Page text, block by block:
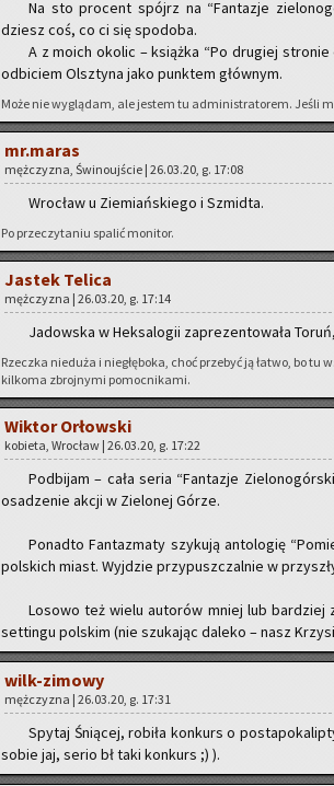
Na sto pro­cent spójrz na “Fan­ta­zje
dziesz coś, co ci się spodo­ba.
A z moich oko­lic – książ­ka “Po dru­giej
od­bi­ciem Olsz­ty­na jako punk­tem głów­nym.
Może nie wy­glą­dam, ale je­stem tu ad­mi­ni­stra­to­rem. Jeśli
mr.maras
męż­czy­zna, Świ­no­uj­ście | 26.03.20, g. 17:08
Wro­cław u Zie­miań­skie­go i Szmid­ta.
Po prze­czy­ta­niu spa­lić mo­ni­tor.
Ja­stek Te­li­ca
męż­czy­zna | 26.03.20, g. 17:14
Ja­dow­ska w Hek­sa­lo­gii za­pre­zen­to­wa­ła
Rzecz­ka nie­du­ża i nie­głę­bo­ka, choć prze­być ją łatwo, bo
kil­ko­ma zbroj­ny­mi po­moc­ni­ka­mi.
Wik­tor Or­łow­ski
ko­bie­ta, Wro­cław | 26.03.20, g. 17:22
Pod­bi­jam – cała seria “Fan­ta­zje
osa­dze­nie akcji w Zie­lo­nej Górze.
Po­nad­to Fan­ta­zma­ty szy­ku­ją an­to­lo­gię
pol­skich miast. Wyj­dzie przy­pusz­czal­nie w
Lo­so­wo też wielu au­to­rów mniej lub
set­tin­gu pol­skim (nie szu­ka­jąc da­le­ko – nasz
wilk-zi­mo­wy
męż­czy­zna | 26.03.20, g. 17:31
Spy­taj Śnią­cej, ro­bi­ła kon­kurs o
sobie jaj, serio bł taki kon­kurs ;) ).